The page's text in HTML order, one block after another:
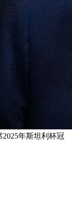
年斯坦利杯冠